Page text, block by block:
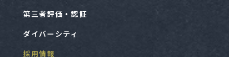
第三者評価・認証
ダイバーシティ
採用情報